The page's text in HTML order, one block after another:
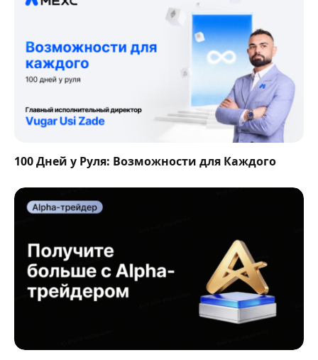
100 Дней у Руля: Возможности для Каждого